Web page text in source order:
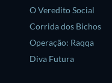
O Veredito Social
Corrida dos Bichos
Operação: Raqqa
Diva Futura